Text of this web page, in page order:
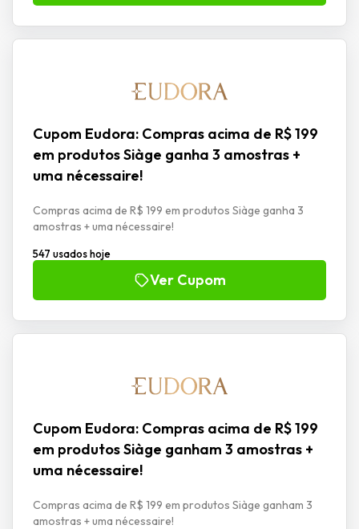
Cupom Eudora: Compras acima de R$ 199
em produtos Siàge ganha 3 amostras +
uma nécessaire!
Compras acima de R$ 199 em produtos Siàge ganha 3
amostras + uma nécessaire!
547 usados hoje
Ver Cupom
Cupom Eudora: Compras acima de R$ 199
em produtos Siàge ganham 3 amostras +
uma nécessaire!
Compras acima de R$ 199 em produtos Siàge ganham 3
amostras + uma nécessaire!